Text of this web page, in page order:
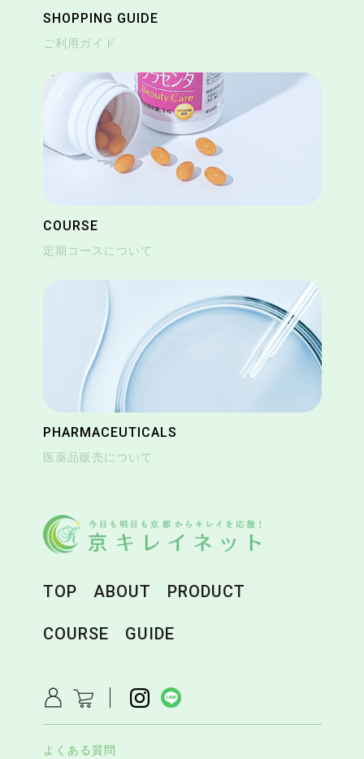
SHOPPING GUIDE
ご利用ガイド
COURSE
定期コースについて
PHARMACEUTICALS
医薬品販売について
TOP ABOUT PRODUCT
COURSE GUIDE
よくある質問